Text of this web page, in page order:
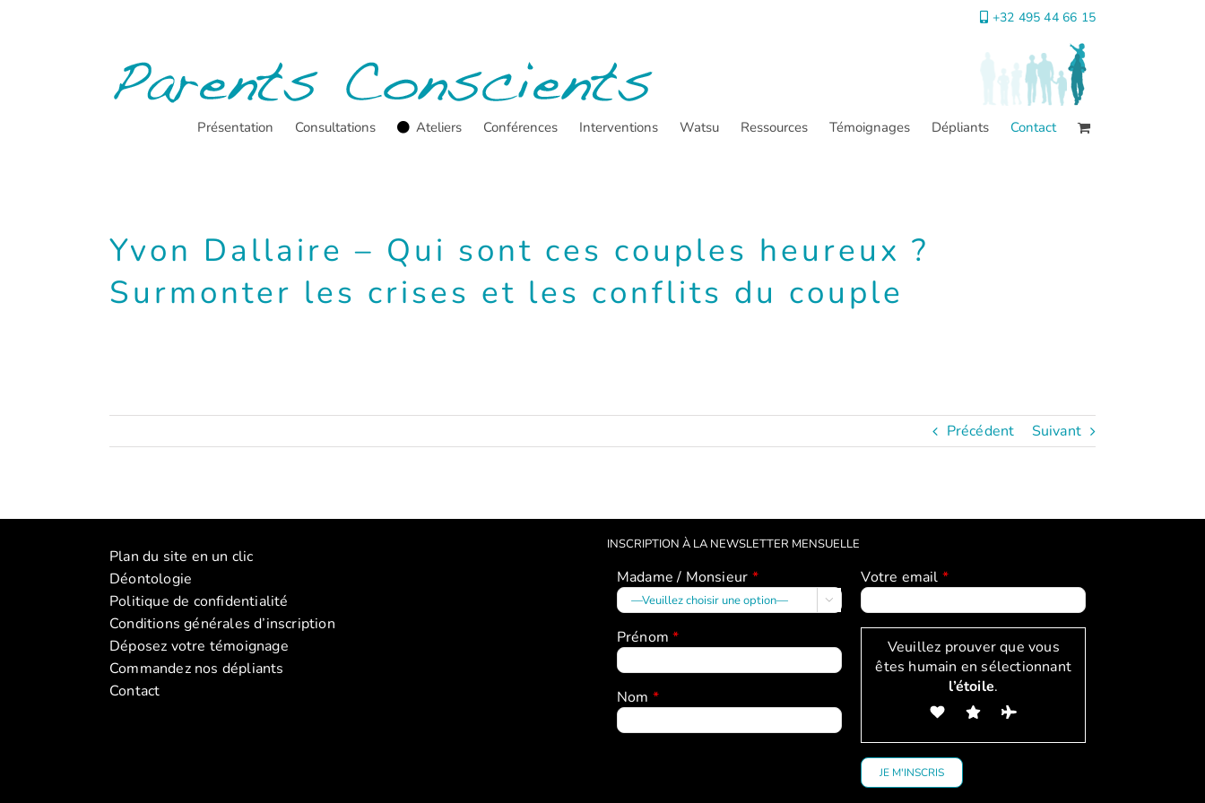
+32 495 44 66 15
Présentation Consultations Ateliers Conférences Interventions Watsu Ressources Témoignages Dépliants Contact
Yvon Dallaire – Qui sont ces couples heureux ?
Surmonter les crises et les conflits du couple
Précédent Suivant
Plan du site en un clic
Déontologie
Politique de confidentialité
Conditions générales d’inscription
Déposez votre témoignage
Commandez nos dépliants
Contact
INSCRIPTION À LA NEWSLETTER MENSUELLE
Madame / Monsieur *

Prénom*
Nom *
Votre email *
Veuillez prouver que vous
êtes humain en sélectionnant
l’étoile.